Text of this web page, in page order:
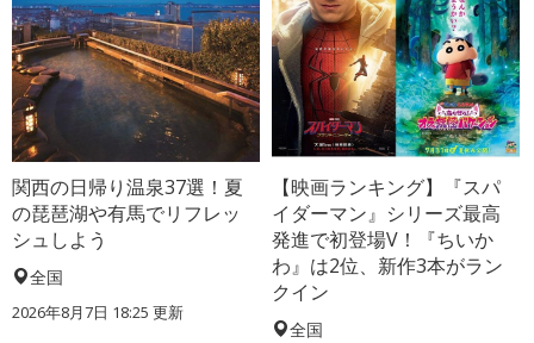
関西の日帰り温泉37選！夏
の琵琶湖や有馬でリフレッ
シュしよう
全国
2026年8月7日 18:25 更新
【映画ランキング】『スパ
イダーマン』シリーズ最高
発進で初登場V！『ちいか
わ』は2位、新作3本がラン
クイン
全国